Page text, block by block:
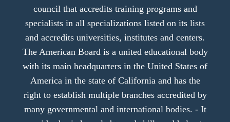
council that accredits training programs and
specialists in all specializations listed on its lists
and accredits universities, institutes and centers.
The American Board is a united educational body
with its main headquarters in the United States of
America in the state of California and has the
right to establish multiple branches accredited by
many governmental and international bodies. - It